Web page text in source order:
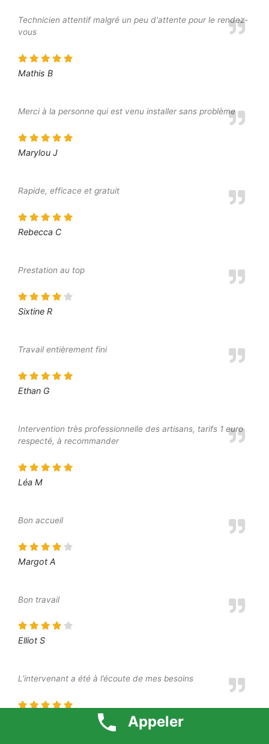
Technicien attentif malgré un peu d'attente pour le rendez-
vous
Mathis B
Merci à la personne qui est venu installer sans problème
Marylou J
Rapide, efficace et gratuit
Rebecca C
Prestation au top
Sixtine R
Travail entièrement fini
Ethan G
Intervention très professionnelle des artisans, tarifs 1 euro
respecté, à recommander
Léa M
Bon accueil
Margot A
Bon travail
Elliot S
L’intervenant a été à l’écoute de mes besoins
Appeler